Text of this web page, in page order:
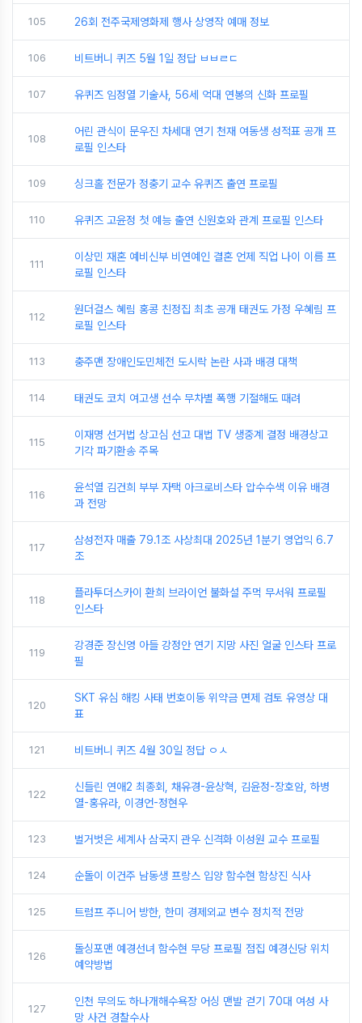
105 26회 전주국제영화제 행사 상영작 예매 정보
106 비트버니 퀴즈 5월 1일 정답 ㅂㅂㄹㄷ
107 유퀴즈 임정열 기술사, 56세 억대 연봉의 신화 프로필
108
어린 관식이 문우진 차세대 연기 천재 여동생 성적표 공개 프
로필 인스타
109 싱크홀 전문가 정충기 교수 유퀴즈 출연 프로필
110 유퀴즈 고윤정 첫 예능 출연 신원호와 관계 프로필 인스타
111
이상민 재혼 예비신부 비연예인 결혼 언제 직업 나이 이름 프
로필 인스타
112
원더걸스 혜림 홍콩 친정집 최초 공개 태권도 가정 우혜림 프
로필 인스타
113 충주맨 장애인도민체전 도시락 논란 사과 배경 대책
114 태권도 코치 여고생 선수 무차별 폭행 기절해도 때려
115
이재명 선거법 상고심 선고 대법 TV 생중계 결정 배경상고
기각 파기환송 주목
116
윤석열 김건희 부부 자택 아크로비스타 압수수색 이유 배경
과 전망
117
삼성전자 매출 79.1조 사상최대 2025년 1분기 영업익 6.7
조
118
플라투더스카이 환희 브라이언 불화설 주먹 무서워 프로필
인스타
119
강경준 장신영 아들 강정안 연기 지망 사진 얼굴 인스타 프로
필
120
SKT 유심 해킹 사태 번호이동 위약금 면제 검토 유영상 대
표
121 비트버니 퀴즈 4월 30일 정답 ㅇㅅ
122
신들린 연애2 최종회, 채유경-윤상혁, 김윤정-장호암, 하병
열-홍유라, 이경언-정현우
123 벌거벗은 세계사 삼국지 관우 신격화 이성원 교수 프로필
124 순돌이 이건주 남동생 프랑스 입양 함수현 함상진 식사
125 트럼프 주니어 방한, 한미 경제외교 변수 정치적 전망
126
돌싱포맨 예경선녀 함수현 무당 프로필 점집 예경신당 위치
예약방법
127
인천 무의도 하나개해수욕장 어싱 맨발 걷기 70대 여성 사
망 사건 경찰수사